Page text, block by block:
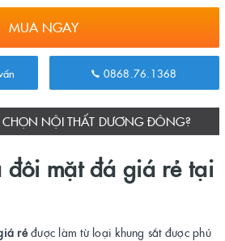
MUA NGAY
0868.76.1368
CHỌN NỘI THẤT DƯƠNG ĐÔNG?
đôi mặt đá giá rẻ tại
rẻđược làm từ loại khung sắt được phủ